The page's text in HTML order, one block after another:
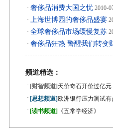
· 奢侈品消费大国之忧 2010-
· 上海世博园的奢侈品盛宴
· 全球奢侈品市场缓慢复苏
· 奢侈品狂热 警醒我们转变
频道精选：
· [财智频道] 天价奇石开价过亿元
· [思想频道] 欧洲银行压力测试
· [读书频道] 《五常学经济》